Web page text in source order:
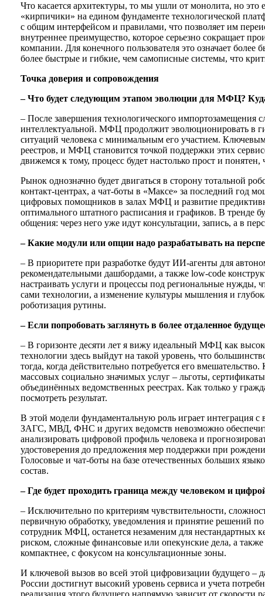
Что касается архитектуры, то мы ушли от монолита, но это
«кирпичики» на едином фундаменте технологической
с общим интерфейсом и правилами, что позволяет им
внутреннее преимущество, которое серьезно сокращает
компании. Для конечного пользователя это означает
более быстрые и гибкие, чем самописные системы, что
Точка доверия и сопровождения
– Что будет следующим этапом эволюции для МФЦ? Куда
– После завершения технологического импортозамещения
интеллектуальной. МФЦ продолжит эволюционировать в
ситуаций человека с минимальным его участием. Ключевым
реестров, и МФЦ становится точкой поддержки этих
движемся к тому, процесс будет настолько прост и
Рынок однозначно будет двигаться в сторону тотальной
контакт-центрах, а чат-боты в «Максе» за последний год
цифровых помощников в залах МФЦ и развитие
оптимального штатного расписания и графиков. В тренде
общения: через него уже идут консультации, запись, а в
– Какие модули или опции надо разрабатывать на
– В приоритете при разработке будут ИИ-агенты для
рекомендательными дашбордами, а также low-code
настраивать услуги и процессы под региональные
сами технологии, а изменение культуры мышления и
роботизация рутины.
– Если попробовать заглянуть в более отдаленное
– В горизонте десяти лет я вижу идеальный МФЦ как
технологии здесь выйдут на такой уровень, что
тогда, когда действительно потребуется его
массовых социально значимых услуг – льготы,
объединённых ведомственных реестрах. Как только у
посмотреть результат.
В этой модели фундаментальную роль играет интеграция
ЗАГС, МВД, ФНС и других ведомств невозможно
анализировать цифровой профиль человека и
удостоверения до предложения мер поддержки при
Голосовые и чат-боты на базе отечественных больших
состав.
– Где будет проходить граница между человеком и
– Исключительно по критериям чувствительности,
первичную обработку, уведомления и принятие решений
сотрудник МФЦ, останется незаменим для нестандартных
риском, сложные финансовые или опекунские дела, а
компактнее, с фокусом на консультационные зоны.
И ключевой вызов во всей этой цифровизации будущего –
России достигнут высокий уровень сервиса и учета